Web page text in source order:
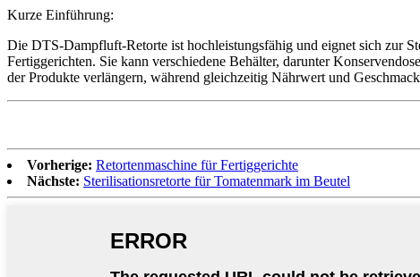
Kurze Einführung:
Die DTS-Dampfluft-Retorte ist hochleistungsfähig und eignet sich zur
Fertiggerichten. Sie kann verschiedene Behälter, darunter
der Produkte verlängern, während gleichzeitig Nährwert und
Vorherige: Retortenmaschine für Fertiggerichte
Nächste: Sterilisationsretorte für Tomatenmark im Beutel